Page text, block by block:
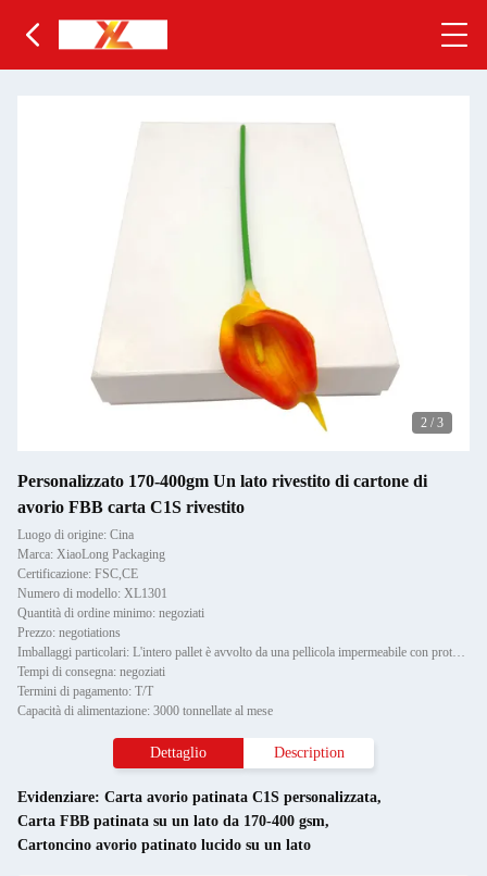
2 / 3
Personalizzato 170-400gm Un lato rivestito di cartone di
avorio FBB carta C1S rivestito
Luogo di origine: Cina
Marca: XiaoLong Packaging
Certificazione: FSC,CE
Numero di modello: XL1301
Quantità di ordine minimo: negoziati
Prezzo: negotiations
Imballaggi particolari: L'intero pallet è avvolto da una pellicola impermeabile con protettore Paper Corner e fissato da due
Tempi di consegna: negoziati
Termini di pagamento: T/T
Capacità di alimentazione: 3000 tonnellate al mese
Dettaglio Description
Evidenziare: Carta avorio patinata C1S personalizzata,
Carta FBB patinata su un lato da 170-400 gsm,
Cartoncino avorio patinato lucido su un lato